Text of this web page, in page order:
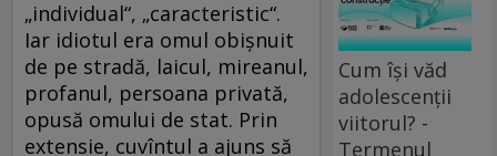
„individual“, „caracteristic“.
Iar idiotul era omul obişnuit
de pe stradă, laicul, mireanul,
profanul, persoana privată,
opusă omului de stat. Prin
extensie, cuvîntul a ajuns să
Cum își văd
adolescenții
viitorul? -
Termenul